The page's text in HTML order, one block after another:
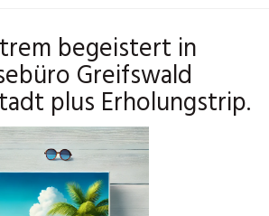
begeistert in
Greifswald
plus Erholungstrip.